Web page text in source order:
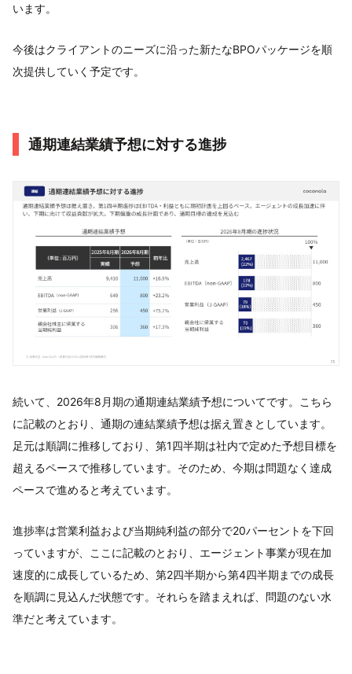
います。
今後はクライアントのニーズに沿った新たなBPOパッケージを順
次提供していく予定です。
通期連結業績予想に対する進捗
続いて、2026年8月期の通期連結業績予想についてです。こちら
に記載のとおり、通期の連結業績予想は据え置きとしています。
足元は順調に推移しており、第1四半期は社内で定めた予想目標を
超えるペースで推移しています。そのため、今期は問題なく達成
ペースで進めると考えています。
進捗率は営業利益および当期純利益の部分で20パーセントを下回
っていますが、ここに記載のとおり、エージェント事業が現在加
速度的に成長しているため、第2四半期から第4四半期までの成長
を順調に見込んだ状態です。それらを踏まえれば、問題のない水
準だと考えています。